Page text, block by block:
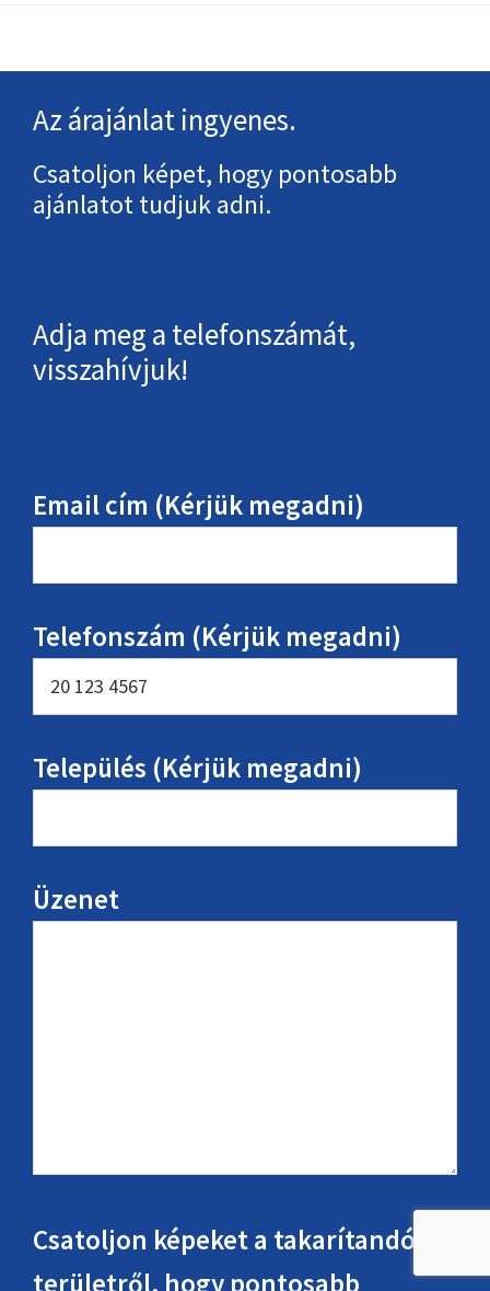
Az árajánlat ingyenes.
Csatoljon képet, hogy pontosabb
ajánlatot tudjuk adni.
Adja meg a telefonszámát,
visszahívjuk!
Email cím (Kérjük megadni)
Telefonszám (Kérjük megadni)
Település (Kérjük megadni)
Üzenet
Csatoljon képeket a takarítandó
területről, hogy pontosabb